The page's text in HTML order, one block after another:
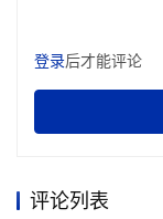
登录后才能评论
评论列表